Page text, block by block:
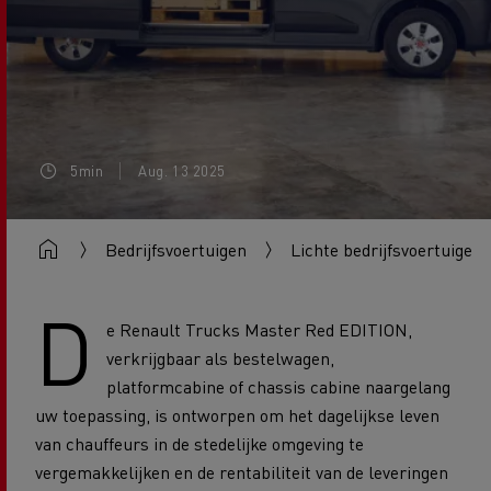
5min Aug. 13 2025
Bedrijfsvoertuigen Lichte bedrijfsvoertuigen
D
e Renault Trucks Master Red EDITION,
verkrijgbaar als bestelwagen,
platformcabine of chassis cabine naargelang
uw toepassing, is ontworpen om het dagelijkse leven
van chauffeurs in de stedelijke omgeving te
vergemakkelijken en de rentabiliteit van de leveringen